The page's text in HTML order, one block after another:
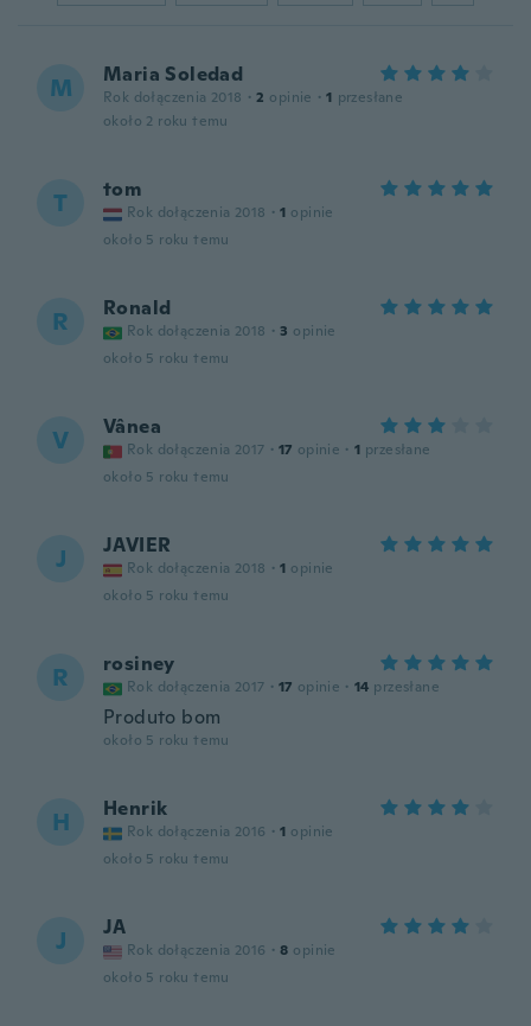
M Maria Soledad
Rok dołączenia 2018 · 2 opinie · 1 przesłane
około 2 roku temu
T tom
Rok dołączenia 2018 · 1 opinie
około 5 roku temu
R Ronald
Rok dołączenia 2018 · 3 opinie
około 5 roku temu
V Vânea
Rok dołączenia 2017 · 17 opinie · 1 przesłane
około 5 roku temu
J JAVIER
Rok dołączenia 2018 · 1 opinie
około 5 roku temu
R rosiney
Rok dołączenia 2017 · 17 opinie · 14 przesłane
Produto bom
około 5 roku temu
H Henrik
Rok dołączenia 2016 · 1 opinie
około 5 roku temu
J JA
Rok dołączenia 2016 · 8 opinie
około 5 roku temu